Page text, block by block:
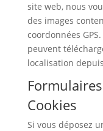
site web, nous
des images
coordonnées
peuvent
localisation
Cookies
Si vous déposez